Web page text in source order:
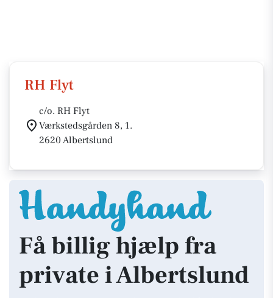
RH Flyt
c/o. RH Flyt
Værkstedsgården 8, 1.
2620 Albertslund
Få billig hjælp fra
private i Albertslund